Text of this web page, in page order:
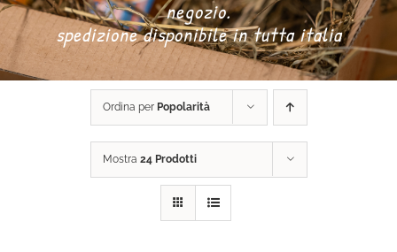
DONA ORA
negozio.
spedizione disponibile in tutta italia
Ordina per Popolarità
Mostra 24 Prodotti